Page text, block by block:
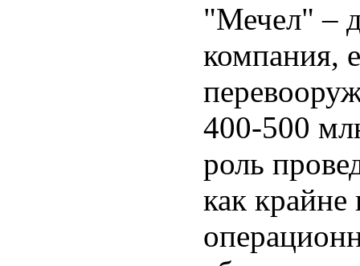
"Мечел" –
компания,
400-500
роль
как